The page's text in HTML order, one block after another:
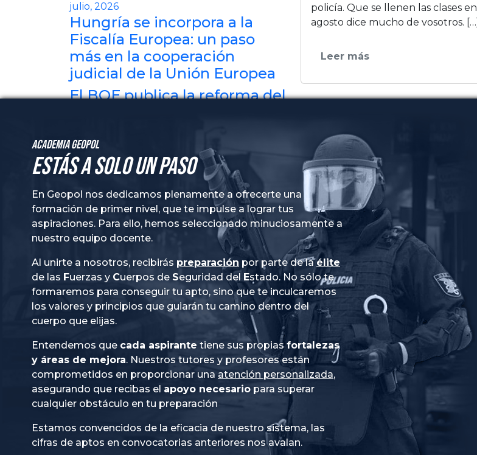
policí­a. Que se llenen las clases en
agosto dice mucho de vosotros. […]
Leer más
julio, 2026
Hungría se incorpora a la
Fiscalía Europea: un paso
más en la cooperación
judicial de la Unión Europea
El BOE publica la reforma del
de los Grupos
Parlamentarios
Geopol Guardia Civil abre en
Alicante su primera
academia exclusiva para
opositores a la Guardia Civil
Academia GeoPol
Estás a solo un paso
En Geopol nos dedicamos plenamente a ofrecerte una
formación de primer nivel, que te impulse a lograr tus
aspiraciones. Para ello, hemos seleccionado minuciosamente a
nuestro equipo docente.
Al unirte a nosotros, recibirás preparación por parte de laélite
de las
Fuerzas y Cuerpos de Seguridad del Estado. No sólo te
formaremos para conseguir tu apto, sino que te inculcaremos
los valores y principios que guiarán tu camino dentro del
cuerpo que elijas.
Entendemos que cada aspirante tiene sus propiasfortalezas
y áreas de mejora. Nuestros tutores y profesores están
comprometidos en proporcionar una atención personalizada,
asegurando que recibas el apoyo necesario para superar
cualquier obstáculo en tu preparación
Estamos convencidos de la eficacia de nuestro sistema, las
cifras de aptos en convocatorias anteriores nos avalan.